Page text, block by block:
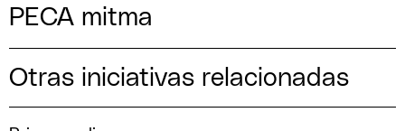
PECA mitma
Otras iniciativas relacionadas